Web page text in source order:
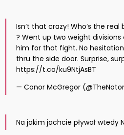
Isn’t that crazy! Who’s the
? Went up two weight
him for that fight. No
thru the side door. Surprise,
https://t.co/ku9NtjAsBT
— Conor McGregor
Na jakim jachcie pływał wtedy